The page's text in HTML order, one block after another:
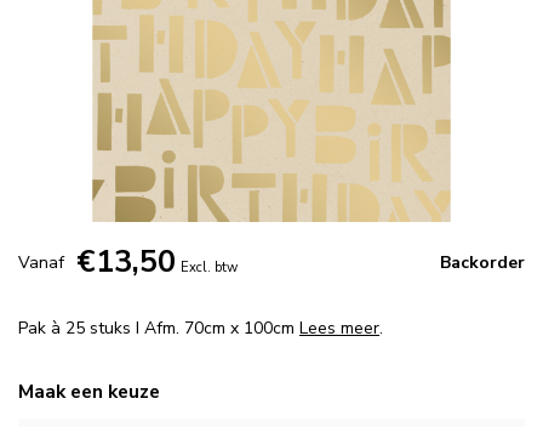
Vanaf €13,50 Excl. btw Backorder
Pak à 25 stuks I Afm. 70cm x 100cm Lees meer.
Maak een keuze